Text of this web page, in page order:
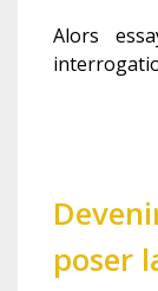
Alors
poser